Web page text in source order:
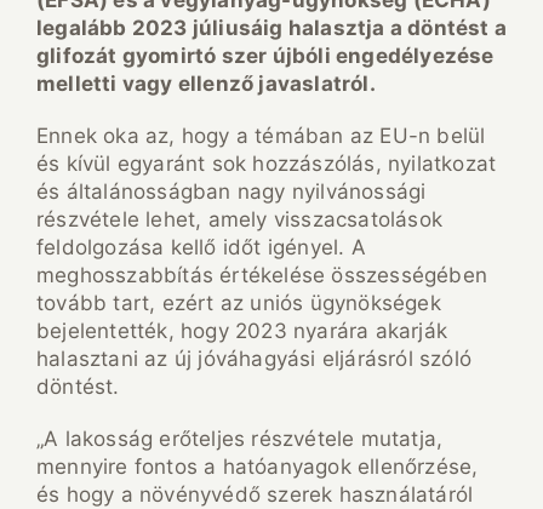
legalább 2023 júliusáig halasztja a döntést a
glifozát gyomirtó szer újbóli engedélyezése
melletti vagy ellenző javaslatról.
Ennek oka az, hogy a témában az EU-n belül
és kívül egyaránt sok hozzászólás, nyilatkozat
és általánosságban nagy nyilvánossági
részvétele lehet, amely visszacsatolások
feldolgozása kellő időt igényel. A
meghosszabbítás értékelése összességében
tovább tart, ezért az uniós ügynökségek
bejelentették, hogy 2023 nyarára akarják
halasztani az új jóváhagyási eljárásról szóló
döntést.
„A lakosság erőteljes részvétele mutatja,
mennyire fontos a hatóanyagok ellenőrzése,
és hogy a növényvédő szerek használatáról